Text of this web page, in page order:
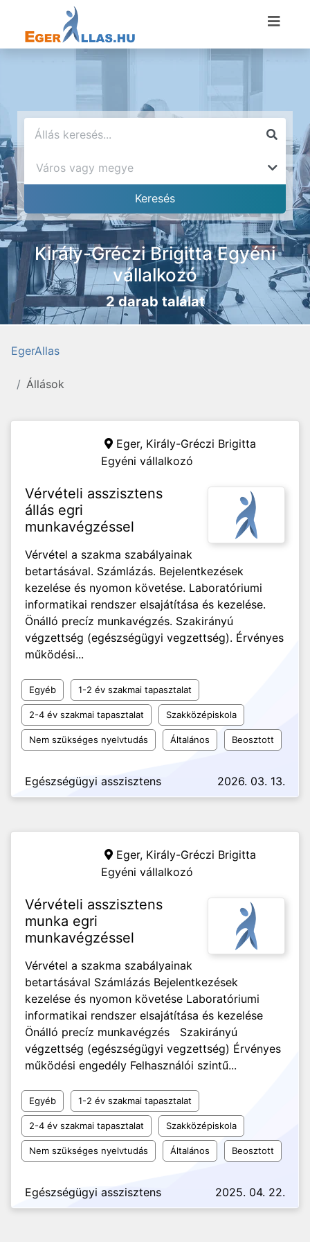
Király-Gréczi Brigitta Egyéni
vállalkozó
2 darab találat
EgerAllas
Állások
Eger, Király-Gréczi Brigitta
Egyéni vállalkozó
Vérvételi asszisztens
állás egri
munkavégzéssel
Vérvétel a szakma szabályainak
betartásával. Számlázás. Bejelentkezések
kezelése és nyomon követése. Laboratóriumi
informatikai rendszer elsajátítása és kezelése.
Önálló precíz munkavégzés. Szakirányú
végzettség (egészségügyi vegzettség). Érvényes
működési...
Egyéb 1-2 év szakmai tapasztalat
2-4 év szakmai tapasztalat Szakközépiskola
Nem szükséges nyelvtudás Általános Beosztott
Egészségügyi asszisztens 2026. 03. 13.
Eger, Király-Gréczi Brigitta
Egyéni vállalkozó
Vérvételi asszisztens
munka egri
munkavégzéssel
Vérvétel a szakma szabályainak
betartásával Számlázás Bejelentkezések
kezelése és nyomon követése Laboratóriumi
informatikai rendszer elsajátítása és kezelése
Önálló precíz munkavégzés Szakirányú
végzettség (egészségügyi vegzettség) Érvényes
működési engedély Felhasználói szintű...
Egyéb 1-2 év szakmai tapasztalat
2-4 év szakmai tapasztalat Szakközépiskola
Nem szükséges nyelvtudás Általános Beosztott
Egészségügyi asszisztens 2025. 04. 22.